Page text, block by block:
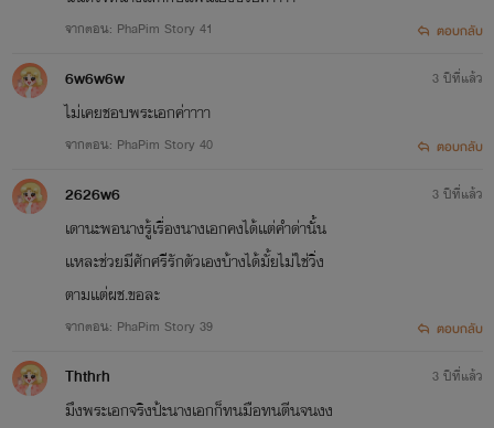
จากตอน: PhaPim Story 41 ตอบกลับ
6w6w6w
ไม่เคยชอบพระเอกค่าาาา
จากตอน: PhaPim Story 40
3 ปีที่แล้ว
ตอบกลับ
2626w6
เดานะพอนางรู้เรื่องนางเอกคงได้เเต่คำด่านั้น
เเหละช่วยมีศักศรีรักตัวเองบ้างได้มั้ยไม่ใช่วิ่ง
ตามเเต่ผช.ขอละ
จากตอน: PhaPim Story 39
3 ปีที่แล้ว
ตอบกลับ
Ththrh
มึงพระเอกจริงป้ะนางเอกก็ทนมือทนตีนจนงง
3 ปีที่แล้ว